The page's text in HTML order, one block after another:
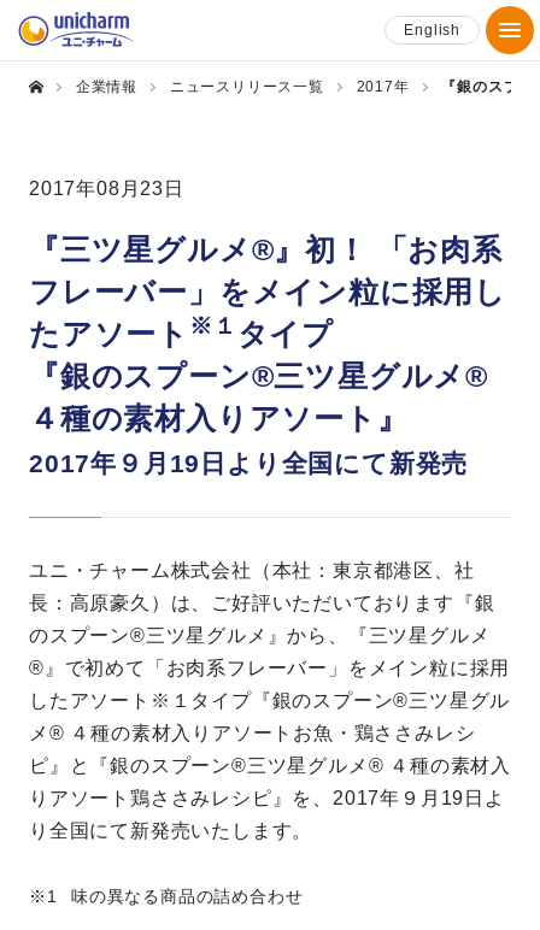
English
企業情報 ニュースリリース一覧 2017年 『銀のスプ
2017年08月23日
『三ツ星グルメ®』初！ 「お肉系
フレーバー」をメイン粒に採用し
たアソート ※１ タイプ
『銀のスプーン®三ツ星グルメ®
４種の素材入りアソート』
2017年９月19日より全国にて新発売
ユニ・チャーム株式会社（本社：東京都港区、社
長：高原豪久）は、ご好評いただいております『銀
のスプーン®三ツ星グルメ』から、『三ツ星グルメ
®』で初めて「お肉系フレーバー」をメイン粒に採用
したアソート※１タイプ『銀のスプーン®三ツ星グル
メ® ４種の素材入りアソートお魚・鶏ささみレシ
ピ』と『銀のスプーン®三ツ星グルメ® ４種の素材入
りアソート鶏ささみレシピ』を、2017年９月19日よ
り全国にて新発売いたします。
味の異なる商品の詰め合わせ